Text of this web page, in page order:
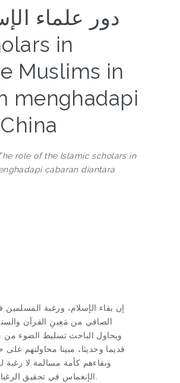
دور علماء
Muslims in
menghadapi
cabaran diantara
إن بقاء الإسلام، ورغبة
الصافي من مَعِينِ القرآن
ويحاول الباحث تسليط الضوء من
قديما وحديثا، مبينا محاولتهم
وبقاءهم كأمة مسالمة لا رغبة
الإنغماس في تحقيق